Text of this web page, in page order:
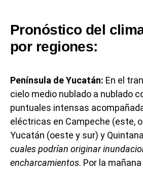
Pronóstico del
por regiones:
Península de Yucatán: En el
cielo medio nublado a nublado
puntuales intensas
eléctricas en Campeche (este,
Yucatán (oeste y sur) y
cuales podrían originar
encharcamientos. Por la